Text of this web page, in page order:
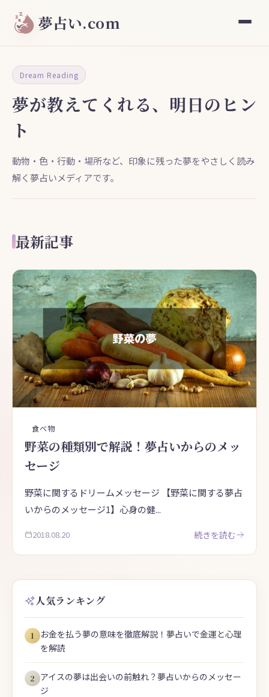
夢占い.com
Dream Reading
夢が教えてくれる、明日のヒン
ト
動物・色・行動・場所など、印象に残った夢をやさしく読み
解く夢占いメディアです。
最新記事
食べ物
野菜の種類別で解説！夢占いからのメッ
セージ
野菜に関するドリームメッセージ 【野菜に関する夢占
いからのメッセージ1】心身の健...
2018.08.20 続きを読む
人気ランキング
1
お金を払う夢の意味を徹底解説！夢占いで金運と心理
を解読
2 アイスの夢は出会いの前触れ？夢占いからのメッセー
ジ